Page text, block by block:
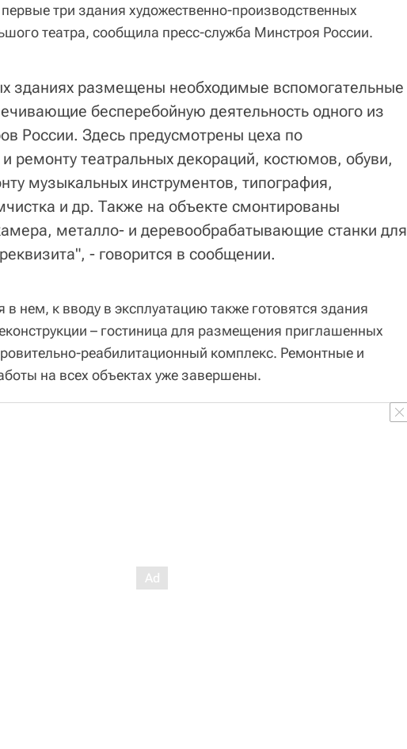
три здания художественно-производственных
театра, сообщила пресс-служба Минстроя России.
зданиях размещены необходимые вспомогательные
бесперебойную деятельность одного из
России. Здесь предусмотрены цеха по
ремонту театральных декораций, костюмов, обуви,
музыкальных инструментов, типография,
и др. Также на объекте смонтированы
металло- и деревообрабатывающие станки для
- говорится в сообщении.
в нем, к вводу в эксплуатацию также готовятся здания
– гостиница для размещения приглашенных
реабилитационный комплекс. Ремонтные и
на всех объектах уже завершены.